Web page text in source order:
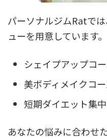
パーソナルジムRatで
ューを用意しています。
シェイプアップコ
美ボディメイクコ
短期ダイエット集
あなたの悩みに合わせ